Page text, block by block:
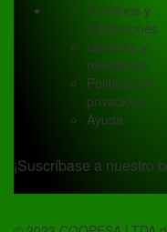
Terminos y
Condiciones
Garantía y
reembolso
Políticas de
privacidad
Ayuda
¡Suscríbase a nuestro